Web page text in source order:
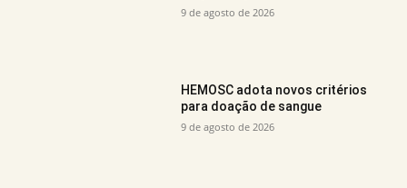
9 de agosto de 2026
HEMOSC adota novos critérios
para doação de sangue
9 de agosto de 2026